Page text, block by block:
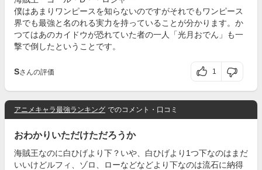
僕はあまりワンピースを知らないのですがそれでもワンピース
界でも最強と名のれる実力を持っていることが分かります。か
つてはあのカイドウが恐れていた者の一人「光月おでん」も一
撃で倒したということです。
Sさんの評価 1
アニメキャラ最強ランキング でのコメント・口コミ
おわかりいただけただろうか
海賊王なのに白ひげより下？いや、白ひげより1つ下なのはまだ
いいけどルフィ、ゾロ、ローなどなどより下なのは流石に納得